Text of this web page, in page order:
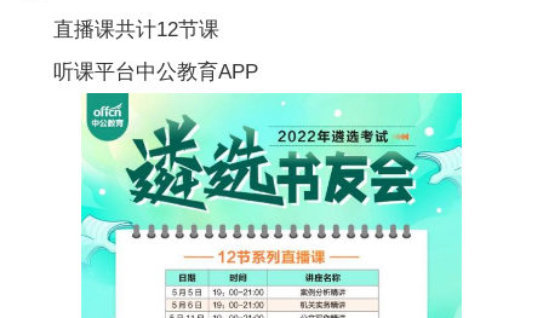
直播课共计12节课
听课平台中公教育APP
考试公告 报考指导
职位查询 准考证 成绩查询
面试录用